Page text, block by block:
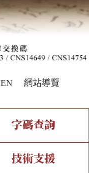
EN 網站導覽
全字庫現況
字碼查詢
部件查詢
技術支援